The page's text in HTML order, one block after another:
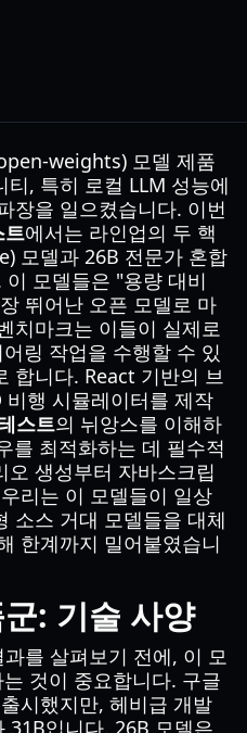
weights) 모델 제품
, 특히 로컬 LLM 성능에
장을 일으켰습니다. 이번
트에서는 라인업의 두 핵
모델과 26B 전문가 혼합
모델들은 "용량 대비
뛰어난 오픈 모델로 마
치마크는 이들이 실제로
링 작업을 수행할 수 있
합니다. React 기반의 브
행 시뮬레이터를 제작
스트의 뉘앙스를 이해하
를 최적화하는 데 필수적
생성부터 자바스크립
리는 이 모델들이 일상
소스 거대 모델들을 대체
한계까지 밀어붙였습니
: 기술 사양
과를 살펴보기 전에, 이 모
것이 중요합니다. 구글
시했지만, 헤비급 개발
31B입니다. 26B 모델은